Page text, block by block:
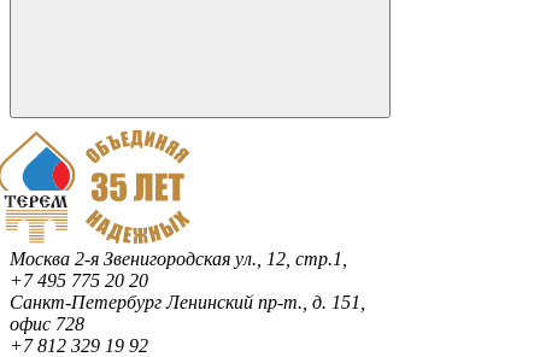
Москва 2-я Звенигородская ул., 12, стр.1,
+7 495 775 20 20
Санкт-ПетербургЛенинский пр-т., д. 151,
офис 728
+7 812 329 19 92